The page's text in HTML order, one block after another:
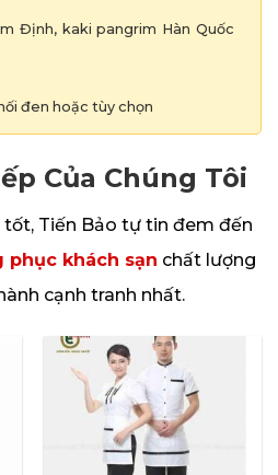
Định, kaki pangrim Hàn Quốc
đen hoặc tùy chọn
Của Chúng Tôi
tốt, Tiến Bảo tự tin đem đến
phục khách sạn chất lượng
cạnh tranh nhất.